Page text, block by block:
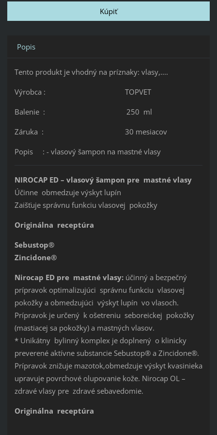
Popis
Tento produkt je vhodný na príznaky: vlasy,....
Výrobca : TOPVET
Balenie : 250 ml
Záruka : 30 mesiacov
Popis : - vlasový šampon na mastné vlasy
NIROCAP ED – vlasový šampon pre mastné vlasy
Účinne obmedzuje výskyt lupín
Zaišťuje správnu funkciu vlasovej pokožky
Originálna receptúra
Sebustop®
Zincidone®
Nirocap ED pre mastné vlasy:účinný a bezpečný
prípravok optimalizujúci správnu funkciu vlasovej
pokožky a obmedzujúci výskyt lupín vo vlasoch.
Prípravok je určený k ošetreniu seboreickej pokožky
(mastiacej sa pokožky) a mastných vlasov.
* Unikátny bylinný komplex je doplnený o klinicky
preverené aktívne substancie Sebustop® a Zincidone®.
Prípravok znižuje mazotok,obmedzuje výskyt kvasinieka
upravuje povrchové olupovanie kože. Nirocap OL –
zdravé vlasy pre zdravé sebavedomie.
Originálna receptúra